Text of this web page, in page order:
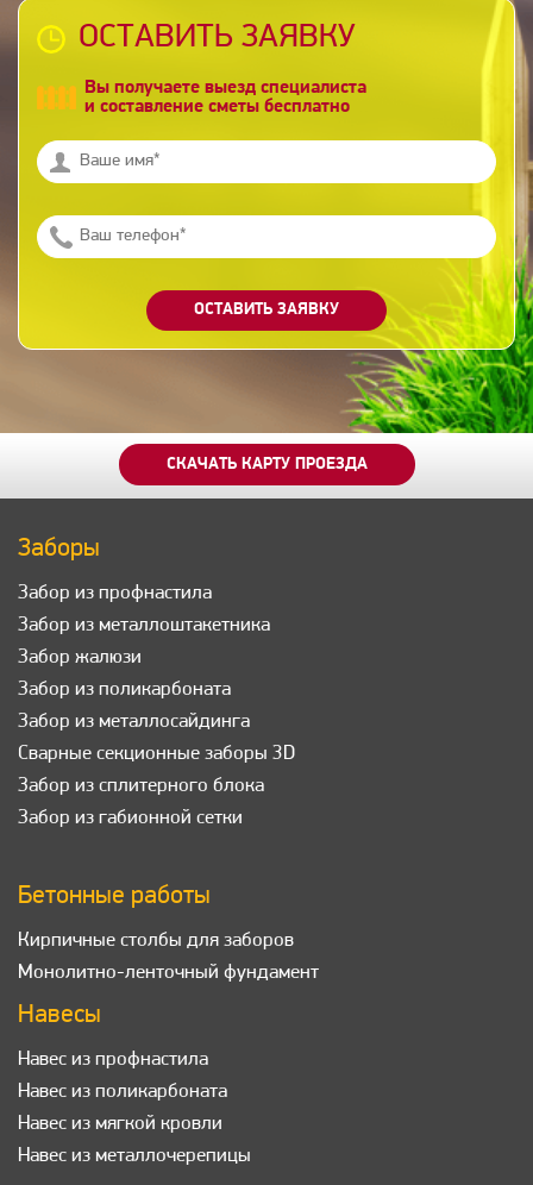
ОСТАВИТЬ ЗАЯВКУ
Вы получаете выезд специалиста
и составление сметы бесплатно
ОСТАВИТЬ ЗАЯВКУ
СКАЧАТЬ КАРТУ ПРОЕЗДА
Заборы
Забор из профнастила
Забор из металлоштакетника
Забор жалюзи
Забор из поликарбоната
Забор из металлосайдинга
Сварные секционные заборы 3D
Забор из сплитерного блока
Забор из габионной сетки
Бетонные работы
Кирпичные столбы для заборов
Монолитно-ленточный фундамент
Навесы
Навес из профнастила
Навес из поликарбоната
Навес из мягкой кровли
Навес из металлочерепицы